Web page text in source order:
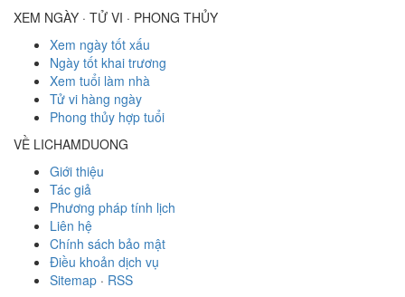
XEM NGÀY · TỬ VI · PHONG THỦY
Xem ngày tốt xấu
Ngày tốt khai trương
Xem tuổi làm nhà
Tử vi hàng ngày
Phong thủy hợp tuổi
VỀ LICHAMDUONG
Giới thiệu
Tác giả
Phương pháp tính lịch
Liên hệ
Chính sách bảo mật
Điều khoản dịch vụ
Sitemap · RSS